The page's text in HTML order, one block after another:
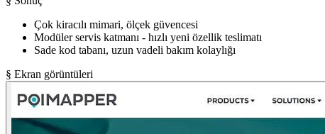
Çok kiracılı mimari, ölçek güvencesi
Modüler servis katmanı - hızlı yeni özellik teslimatı
Sade kod tabanı, uzun vadeli bakım kolaylığı
§ Ekran görüntüleri